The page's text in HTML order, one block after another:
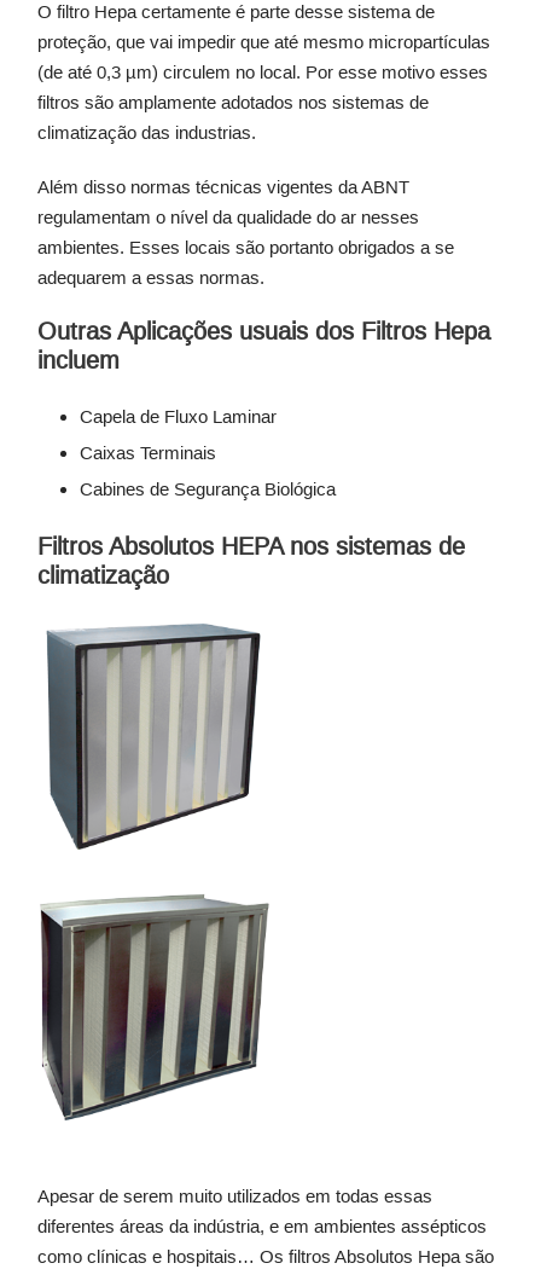
O filtro Hepa certamente é parte desse sistema de
proteção, que vai impedir que até mesmo micropartículas
(de até 0,3 µm) circulem no local. Por esse motivo esses
filtros são amplamente adotados nos sistemas de
climatização das industrias.
Além disso normas técnicas vigentes da ABNT
regulamentam o nível da qualidade do ar nesses
ambientes. Esses locais são portanto obrigados a se
adequarem a essas normas.
Outras Aplicações usuais dos Filtros Hepa
incluem
Capela de Fluxo Laminar
Caixas Terminais
Cabines de Segurança Biológica
Filtros Absolutos HEPA nos sistemas de
climatização
Apesar de serem muito utilizados em todas essas
diferentes áreas da indústria, e em ambientes assépticos
como clínicas e hospitais… Os filtros Absolutos Hepa são